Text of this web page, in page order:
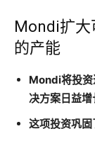
Mondi扩大
的产能
Mondi将投
决方案日益增
这项投资巩固